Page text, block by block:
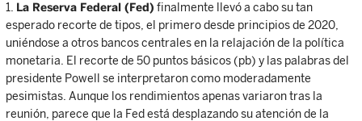
1. La Reserva Federal (Fed) finalmente llevó a cabo su tan
esperado recorte de tipos, el primero desde principios de 2020,
uniéndose a otros bancos centrales en la relajación de la política
monetaria. El recorte de 50 puntos básicos (pb) y las palabras del
presidente Powell se interpretaron como moderadamente
pesimistas. Aunque los rendimientos apenas variaron tras la
reunión, parece que la Fed está desplazando su atención de la